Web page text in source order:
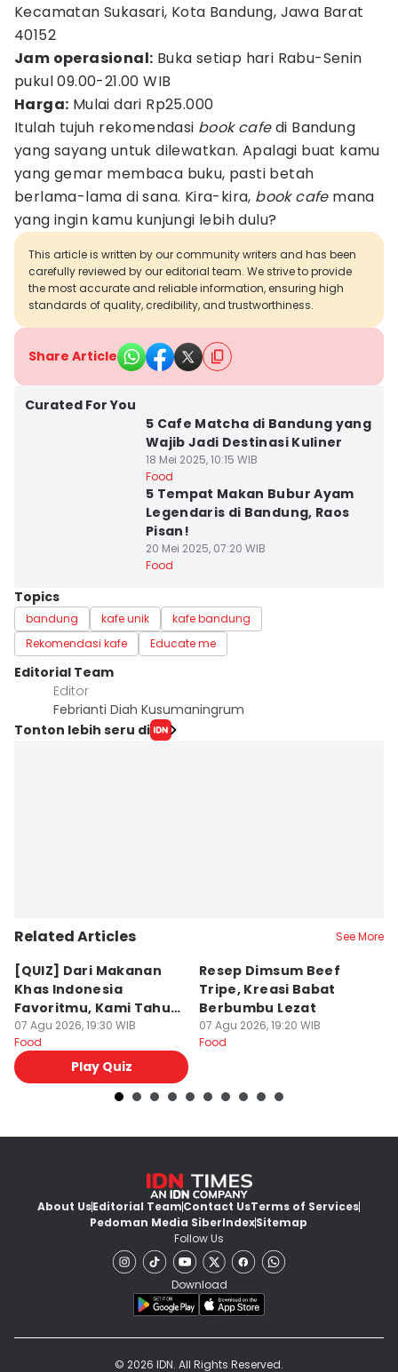
Kecamatan Sukasari, Kota Bandung, Jawa Barat
40152
Jam operasional: Buka setiap hari Rabu-Senin
pukul 09.00-21.00 WIB
Harga: Mulai dari Rp25.000
Itulah tujuh rekomendasi book cafedi Bandung
yang sayang untuk dilewatkan. Apalagi buat kamu
yang gemar membaca buku, pasti betah
berlama-lama di sana. Kira-kira, book cafemana
yang ingin kamu kunjungi lebih dulu?
This article is written by our community writers and has been
carefully reviewed by our editorial team. We strive to provide
the most accurate and reliable information, ensuring high
standards of quality, credibility, and trustworthiness.
Share Article
Curated For You
5 Cafe Matcha di Bandung yang
Wajib Jadi Destinasi Kuliner
18 Mei 2025, 10:15 WIB
Food
5 Tempat Makan Bubur Ayam
Legendaris di Bandung, Raos
Pisan!
20 Mei 2025, 07:20 WIB
Food
Topics
bandung kafe unik
kafe bandung
Rekomendasi kafe
Educate me
Editorial Team
Editor
Febrianti Diah Kusumaningrum
Tonton lebih seru di
Related Articles See More
⁠[QUIZ] Dari Makanan
Khas Indonesia
Favoritmu, Kami Tahu
Negara yang Kamu
Sukai
07 Agu 2026, 19:30 WIB
Food
Play Quiz
Resep Dimsum Beef
Tripe, Kreasi Babat
Berbumbu Lezat
07 Agu 2026, 19:20 WIB
Food
About UsEditorial TeamContact UsTerms of Services
Pedoman Media SiberIndexSitemap
Follow Us
Download
© 2026 IDN. All Rights Reserved.